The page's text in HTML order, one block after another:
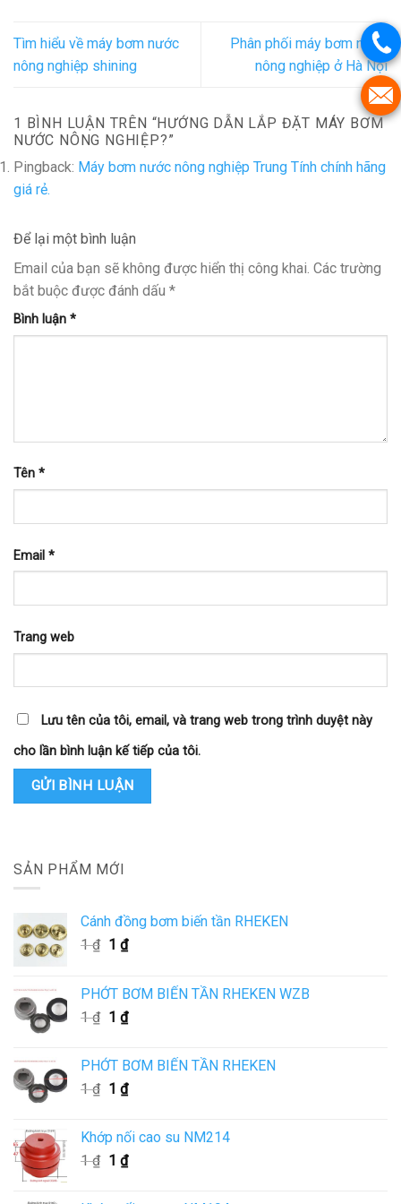
Tìm hiểu về máy bơm nước
nông nghiệp shining
Phân phối máy bơm nước
nông nghiệp ở Hà Nội
1 BÌNH LUẬN TRÊN “HƯỚNG DẪN LẮP ĐẶT MÁY BƠM
NƯỚC NÔNG NGHIỆP?”
Pingback: Máy bơm nước nông nghiệp Trung Tính chính hãng
giá rẻ.
Để lại một bình luận
Email của bạn sẽ không được hiển thị công khai. Các trường
bắt buộc được đánh dấu *
Bình luận *
Tên *
Email *
Trang web
Lưu tên của tôi, email, và trang web trong trình duyệt này
cho lần bình luận kế tiếp của tôi.
SẢN PHẨM MỚI
Cánh đồng bơm biến tần RHEKEN
1₫ Giá
1 ₫.
1 ₫Giá
là:
1 ₫.
PHỚT BƠM BIẾN TẦN RHEKEN WZB
1₫ Giá
là:
1 ₫.
1 ₫Giá
là:
1 ₫.
PHỚT BƠM BIẾN TẦN RHEKEN
1₫ Giá
1 ₫.
1 ₫Giá
là:
1 ₫.
Khớp nối cao su NM214
1₫ Giá
1 ₫Giá